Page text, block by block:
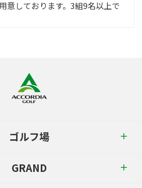
意しております。3組9名以上で
ゴルフ場
GRAND